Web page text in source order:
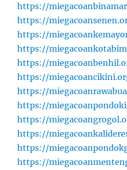
https://
https://
https://
https://
https://
https://
https://
https://
https://
https://
https://
https://